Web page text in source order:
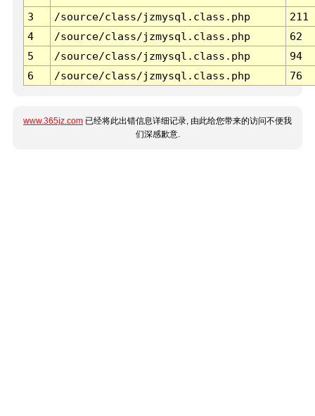
3 /source/class/jzmysql.class.php
211
4
/source/class/jzmysql.class.php
62
5
/source/class/jzmysql.class.php
94
6
/source/class/jzmysql.class.php 76
www.365jz.com 已经将此出错信息详细记录, 由此给您带来的访问不便我
们深感歉意.